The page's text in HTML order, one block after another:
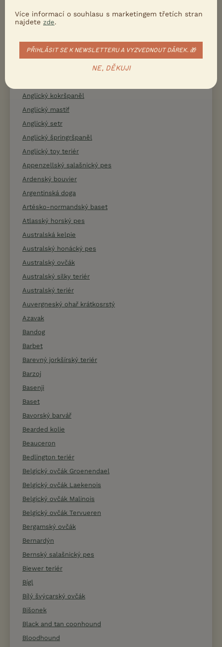
Americký foxhound
Americký kokršpaněl
Americký stafordšírský teriér
Anglický kokršpaněl
Anglický mastif
Anglický setr
Anglický špringršpaněl
Anglický toy teriér
Appenzellský salašnický pes
Ardenský bouvier
Argentinská doga
Artésko-normandský baset
Atlasský horský pes
Australská kelpie
Australský honácký pes
Australský ovčák
Australský silky teriér
Australský teriér
Auvergneský ohař krátkosrstý
Azavak
Bandog
Barbet
Barevný jorkšírský teriér
Barzoj
Basenji
Baset
Bavorský barvář
Bearded kolie
Beauceron
Bedlington teriér
Belgický ovčák Groenendael
Belgický ovčák Laekenois
Belgický ovčák Malinois
Belgický ovčák Tervueren
Bergamský ovčák
Bernardýn
Bernský salašnický pes
Biewer teriér
Bígl
Bílý švýcarský ovčák
Bišonek
Black and tan coonhound
Bloodhound
Více informací o souhlasu s marketingem třetích stran
najdete zde.
PŘIHLÁSIT SE K NEWSLETTERU A VYZVEDNOUT DÁREK. 🎁
NE, DĚKUJI